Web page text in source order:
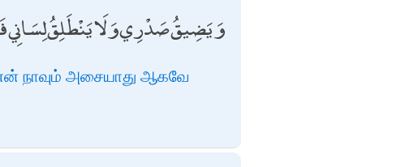
وَيَضِيقُ صَدْرِي وَلَا يَنْطَلِقُ لِسَانِي
என் நாவும் அசையாது ஆகவே